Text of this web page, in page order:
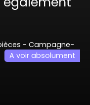
A voir absolument